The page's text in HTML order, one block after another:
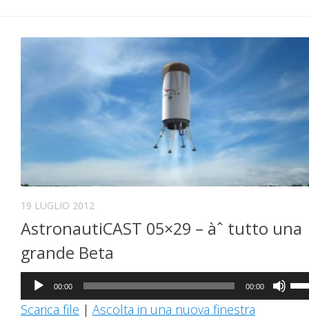
19 LUGLIO 2012
AstronautiCAST 05×29 – àˆ tutto una
grande Beta
Audio
Player
00:00 00:00
i
Scarica file | Ascolta in una nuova finestra